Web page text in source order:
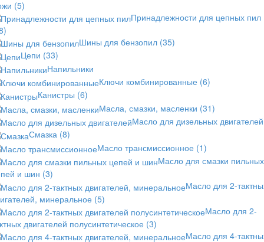
(5)
Принадлежности для цепных пил
Шины для бензопил (35)
Цепи (33)
Напильники
Ключи комбинированные (6)
Канистры (6)
Масла, смазки, масленки (31)
Масло для дизельных двигателей
Смазка (8)
Масло трансмиссионное (1)
Масло для смазки пильных
и шин (3)
Масло для 2-
минеральное (5)
Масло для 2-
двигателей полусинтетическое (3)
Масло для 4-